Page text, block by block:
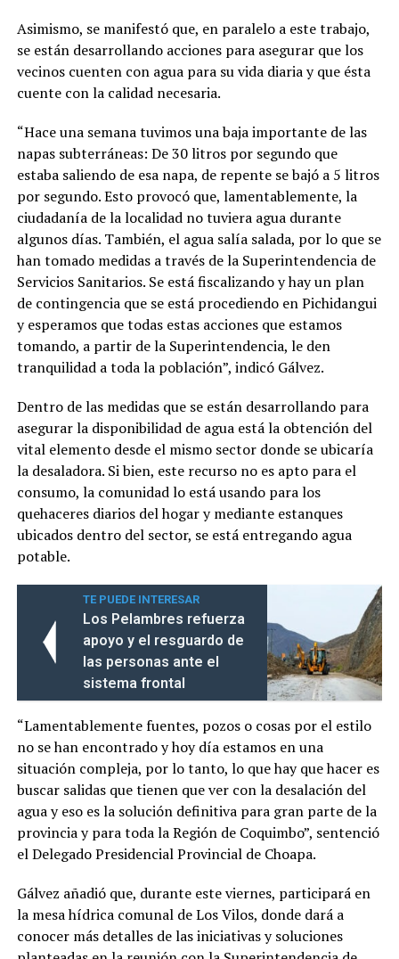
Asimismo, se manifestó que, en paralelo a este trabajo,
se están desarrollando acciones para asegurar que los
vecinos cuenten con agua para su vida diaria y que ésta
cuente con la calidad necesaria.
“Hace una semana tuvimos una baja importante de las
napas subterráneas: De 30 litros por segundo que
estaba saliendo de esa napa, de repente se bajó a 5 litros
por segundo. Esto provocó que, lamentablemente, la
ciudadanía de la localidad no tuviera agua durante
algunos días. También, el agua salía salada, por lo que se
han tomado medidas a través de la Superintendencia de
Servicios Sanitarios. Se está fiscalizando y hay un plan
de contingencia que se está procediendo en Pichidangui
y esperamos que todas estas acciones que estamos
tomando, a partir de la Superintendencia, le den
tranquilidad a toda la población”, indicó Gálvez.
Dentro de las medidas que se están desarrollando para
asegurar la disponibilidad de agua está la obtención del
vital elemento desde el mismo sector donde se ubicaría
la desaladora. Si bien, este recurso no es apto para el
consumo, la comunidad lo está usando para los
quehaceres diarios del hogar y mediante estanques
ubicados dentro del sector, se está entregando agua
potable.
TE PUEDE INTERESAR
Los Pelambres refuerza
apoyo y el resguardo de
las personas ante el
sistema frontal
“Lamentablemente fuentes, pozos o cosas por el estilo
no se han encontrado y hoy día estamos en una
situación compleja, por lo tanto, lo que hay que hacer es
buscar salidas que tienen que ver con la desalación del
agua y eso es la solución definitiva para gran parte de la
provincia y para toda la Región de Coquimbo”, sentenció
el Delegado Presidencial Provincial de Choapa.
Gálvez añadió que, durante este viernes, participará en
la mesa hídrica comunal de Los Vilos, donde dará a
conocer más detalles de las iniciativas y soluciones